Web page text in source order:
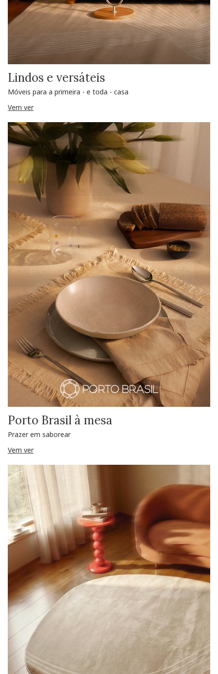
Lindos e versáteis
Móveis para a primeira - e toda - casa
Vem ver
Porto Brasil à mesa
Prazer em saborear
Vem ver